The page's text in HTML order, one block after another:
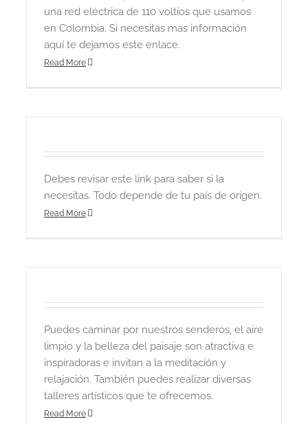
una red eléctrica de 110 voltios que usamos
en Colombia. Si necesitas mas información
aquí te dejamos este enlace.
Read More
Debes revisar este link para saber si la
necesitas. Todo depende de tu país de origen.
Read More
Puedes caminar por nuestros senderos, el aire
limpio y la belleza del paisaje son atractiva e
inspiradoras e invitan a la meditación y
relajación. También puedes realizar diversas
talleres artísticos que te ofrecemos.
Read More